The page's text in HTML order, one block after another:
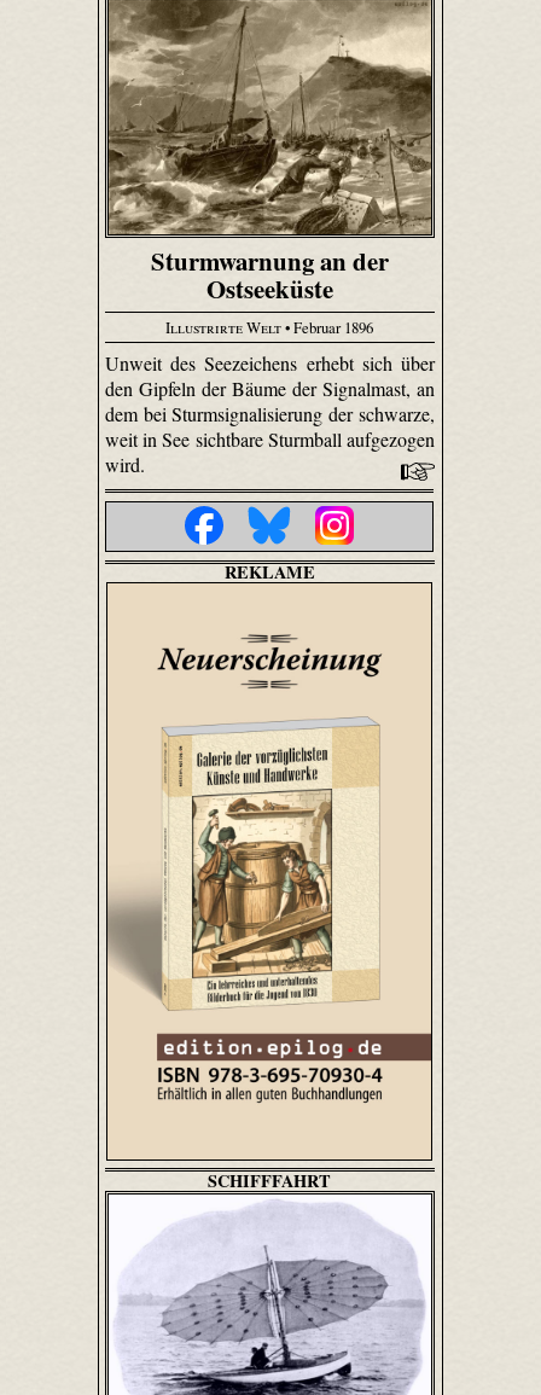
Sturmwarnung an der
Ostseeküste
Illustrirte Welt• Februar 1896
Unweit des Seezeichens erhebt sich über
den Gipfeln der Bäume der Signalmast, an
dem bei Sturmsignalisierung der schwarze,
weit in See sichtbare Sturmball aufgezogen
wird.
REKLAME
SCHIFFFAHRT